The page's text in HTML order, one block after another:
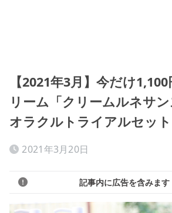
【2021年3月】今だけ
リーム「クリームルネサ
オラクルトライアルセット
2021年3月20日
記事内に広告を含みます